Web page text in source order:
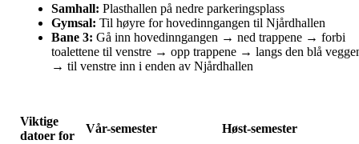
Samhall: Plasthallen på nedre parkeringsplass
Gymsal: Til høyre for hovedinngangen til Njårdhallen
Bane 3: Gå inn hovedinngangen → ned trappene → forbi
toalettene til venstre → opp trappene → langs den blå
→ til venstre inn i enden av Njårdhallen
Viktige
datoer for
Vår-semester Høst-semester